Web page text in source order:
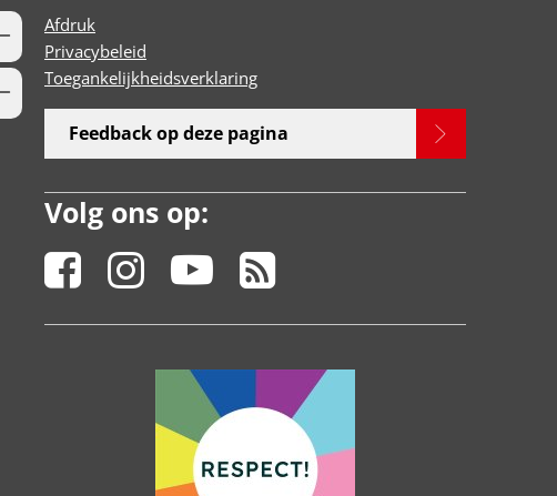
Afdruk
Privacybeleid
Toegankelijkheidsverklaring
Feedback op deze pagina
Volg ons op: